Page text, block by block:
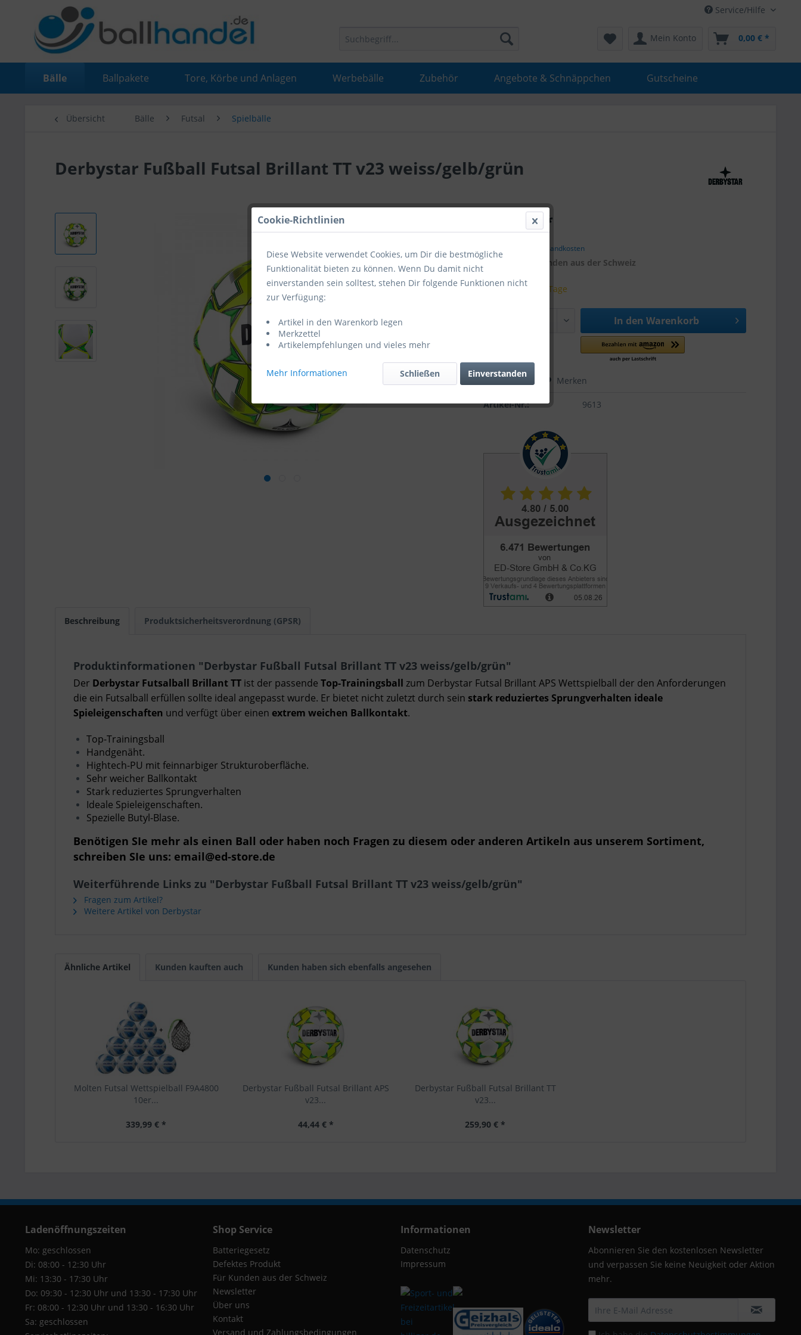
Service/Hilfe
Mein Konto 0,00 € *
Bälle Ballpakete Tore, Körbe und Anlagen Werbebälle Zubehör Angebote & Schnäppchen Gutscheine
Übersicht Bälle Futsal Spielbälle
Derbystar Fußball Futsal Brillant TT v23 weiss/gelb/grün
30,99 € *
inkl. Versandkosten
Kunden aus der Schweiz
Lieferzeit 3-5 Tage
In den Warenkorb
Vergleichen Merken
Artikel-Nr.: 9613
Beschreibung Produktsicherheitsverordnung (GPSR)
Produktinformationen "Derbystar Fußball Futsal Brillant TT v23 weiss/gelb/grün"
Der Derbystar Futsalball Brillant TT ist der passende Top-Trainingsball zum Derbystar Futsal Brillant APS Wettspielball der den Anforderungen
die ein Futsalball erfüllen sollte ideal angepasst wurde. Er bietet nicht zuletzt durch sein stark reduziertes Sprungverhalten ideale
Spieleigenschaften und verfügt über einen extrem weichen Ballkontakt.
Top-Trainingsball
Handgenäht.
Hightech-PU mit feinnarbiger Strukturoberfläche.
Sehr weicher Ballkontakt
Stark reduziertes Sprungverhalten
Ideale Spieleigenschaften.
Spezielle Butyl-Blase.
Benötigen SIe mehr als einen Ball oder haben noch Fragen zu diesem oder anderen Artikeln aus unserem Sortiment,
schreiben SIe uns: email@ed-store.de
Weiterführende Links zu "Derbystar Fußball Futsal Brillant TT v23 weiss/gelb/grün"
Fragen zum Artikel?
Weitere Artikel von Derbystar
Ähnliche Artikel Kunden kauften auch Kunden haben sich ebenfalls angesehen
Molten Futsal Wettspielball F9A4800
10er...
339,99 € *
Derbystar Fußball Futsal Brillant APS
v23...
44,44 € *
Derbystar Fußball Futsal Brillant TT
v23...
259,90 € *
Ladenöffnungszeiten
Mo: geschlossen
Di: 08:00 - 12:30 Uhr
Mi: 13:30 - 17:30 Uhr
Do: 09:30 - 12:30 Uhr und 13:30 - 17:30 Uhr
Fr: 08:00 - 12:30 Uhr und 13:30 - 16:30 Uhr
Sa: geschlossen
Shop Service
Batteriegesetz
Defektes Produkt
Für Kunden aus der Schweiz
Newsletter
Über uns
Kontakt
Versand und Zahlungsbedingungen
Informationen
Datenschutz
Impressum
Newsletter
Abonnieren Sie den kostenlosen Newsletter
und verpassen Sie keine Neuigkeit oder Aktion
mehr.
Cookie-Richtlinien
Diese Website verwendet Cookies, um Dir die bestmögliche
Funktionalität bieten zu können. Wenn Du damit nicht
einverstanden sein solltest, stehen Dir folgende Funktionen nicht
zur Verfügung:
Artikel in den Warenkorb legen
Merkzettel
Artikelempfehlungen und vieles mehr
Mehr Informationen Einverstanden
Schließen